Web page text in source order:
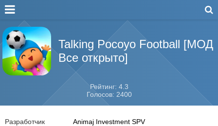
Talking Pocoyo Football [МОД
Все открыто]
Рейтинг: 4.3
Голосов: 2400
Разработчик Animaj Investment SPV